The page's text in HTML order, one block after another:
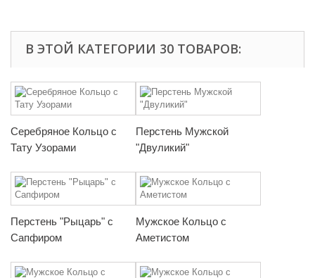
В ЭТОЙ КАТЕГОРИИ 30 ТОВАРОВ:
Серебряное Кольцо с
Тату Узорами
Перстень Мужской
"Двуликий"
Перстень "Рыцарь" с
Сапфиром
Мужское Кольцо с
Аметистом